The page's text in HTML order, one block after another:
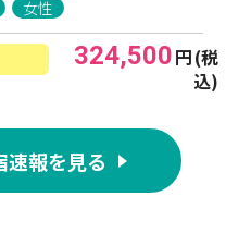
女性
324,500円(税
込)
報を見る